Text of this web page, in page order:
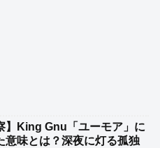
】King Gnu「ユーモア」に
意味とは？深夜に灯る孤独